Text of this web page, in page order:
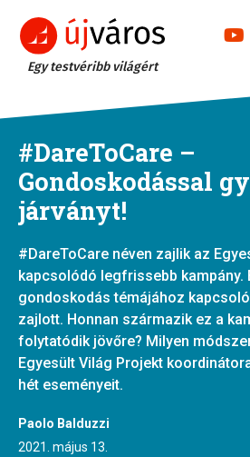
Egy testvéribb világért
#DareToCare –
Gondoskodással
járványt!
#DareToCare néven zajlik az
kapcsolódó legfrissebb kampány.
gondoskodás témájához
zajlott. Honnan származik ez a
folytatódik jövőre? Milyen
Egyesült Világ Projekt
hét eseményeit.
Paolo Balduzzi
2021. május 13.